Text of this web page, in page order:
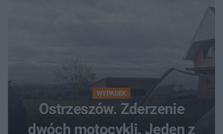
WYPADEK
Ostrzeszów. Zderzenie
dwóch motocykli. Jeden z